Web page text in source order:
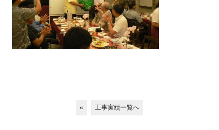
« 工事実績一覧へ